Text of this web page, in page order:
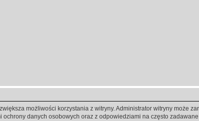
możliwości korzystania z witryny. Administrator witryny może
danych osobowych oraz z odpowiedziami na często zadawane